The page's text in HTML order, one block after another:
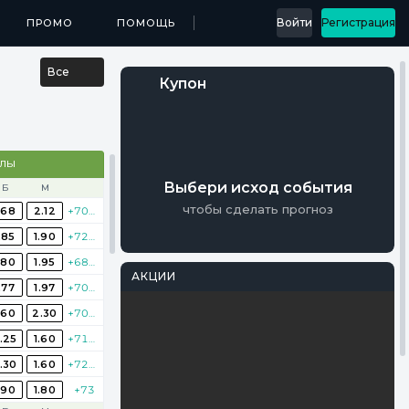
МЕДИА ПРИЛОЖЕНИЯ ...
ПРОМО ПОМОЩЬ Войти Регистрация
Все
Б М
2.12
1.90
1.95
1.97
2.30
1.60
1.60
1.80 +73
Купон
Выбери исход события
чтобы сделать прогноз
АКЦИИ